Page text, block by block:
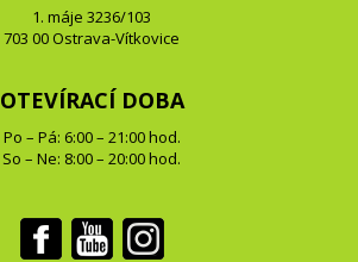
1. máje 3236/103
703 00 Ostrava-Vítkovice
OTEVÍRACÍ DOBA
Po – Pá: 6:00 – 21:00 hod.
So – Ne: 8:00 – 20:00 hod.